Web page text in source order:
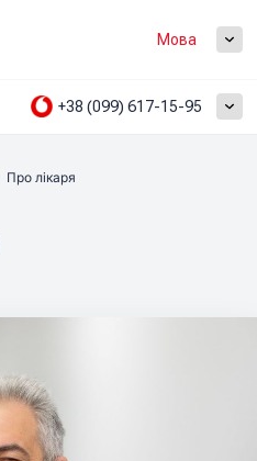
Мова
+38 (099) 617-15-95
Про лікаря